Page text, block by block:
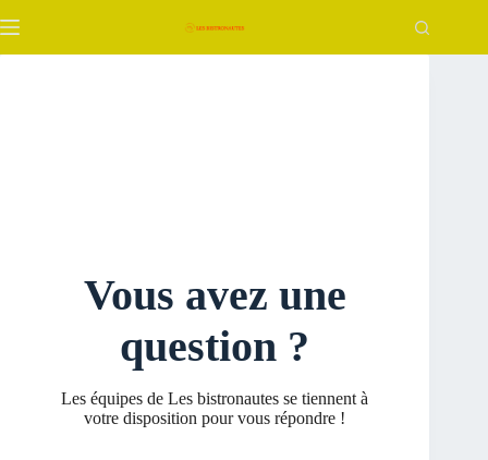
au
Vous avez une
question ?
Les équipes de Les bistronautes se tiennent à
votre disposition pour vous répondre !